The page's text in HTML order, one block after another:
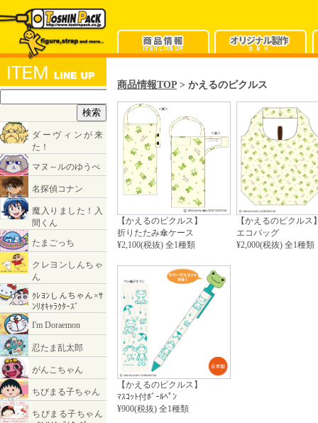
商品情報TOP > かえるのピクルス
【かえるのピクルス】
折りたたみ傘ケース
¥2,100(税抜) 全1種類
【かえるのピクルス
エコバッグ
¥2,000(税抜) 全1種類
【かえるのピクルス】
ﾏｽｺｯﾄ付ﾎﾞｰﾙﾍﾟﾝ
¥900(税抜) 全1種類